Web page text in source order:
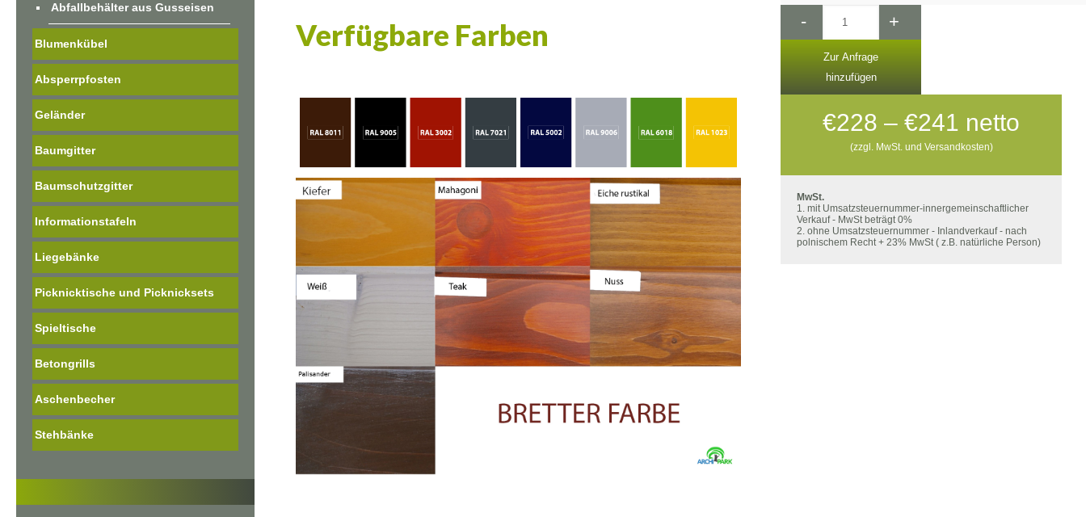
Verfügbare Farben - +
Zur Anfrage
hinzufügen
€228 –€241
€228
bis
netto
(zzgl. MwSt. und Versandkosten)
MwSt.
1. mit Umsatzsteuernummer-innergemeinschaftlicher
Verkauf - MwSt beträgt 0%
2. ohne Umsatzsteuernummer - Inlandverkauf - nach
polnischem Recht + 23% MwSt ( z.B. natürliche Person)
Abfallbehälter aus Gusseisen
Blumenkübel
Absperrpfosten
Geländer
Baumgitter
Baumschutzgitter
Informationstafeln
Liegebänke
Picknicktische und Picknicksets
Spieltische
Betongrills
Aschenbecher
Stehbänke